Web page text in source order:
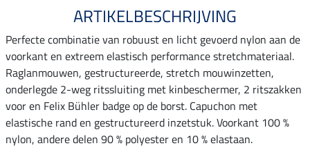
ARTIKELBESCHRIJVING
Perfecte combinatie van robuust en licht gevoerd nylon aan de
voorkant en extreem elastisch performance stretchmateriaal.
Raglanmouwen, gestructureerde, stretch mouwinzetten,
onderlegde 2-weg ritssluiting met kinbeschermer, 2 ritszakken
voor en Felix Bühler badge op de borst. Capuchon met
elastische rand en gestructureerd inzetstuk. Voorkant 100 %
nylon, andere delen 90 % polyester en 10 % elastaan.